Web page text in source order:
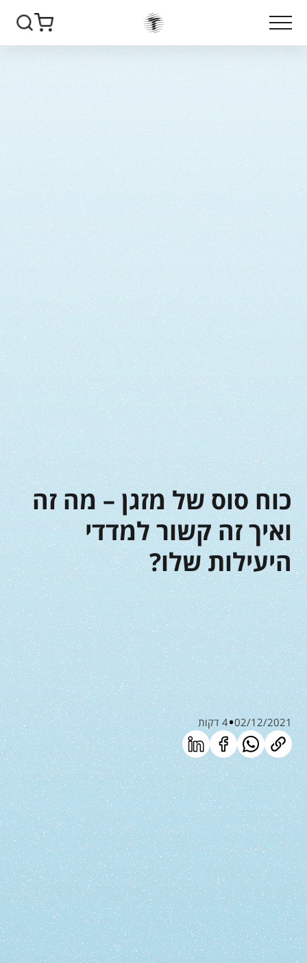
כוח סוס של מזגן – מה זה
ואיך זה קשור למדדי
היעילות שלו?
02/12/2021 4 דקות